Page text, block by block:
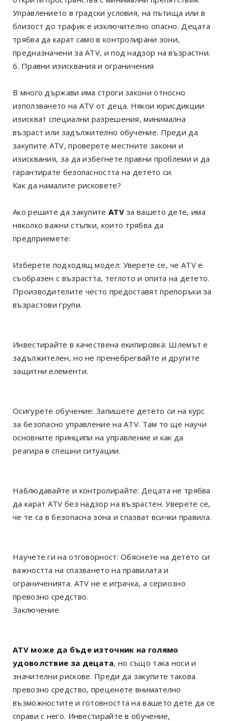
Управлението в градски условия, на пътища или в
близост до трафик е изключително опасно. Децата
трябва да карат само в контролирани зони,
предназначени за ATV, и под надзор на възрастни.
6. Правни изисквания и ограничения
В много държави има строги закони относно
използването на ATV от деца. Някои юрисдикции
изискват специални разрешения, минимална
възраст или задължително обучение. Преди да
закупите ATV, проверете местните закони и
изисквания, за да избегнете правни проблеми и да
гарантирате безопасността на детето си.
Как да намалите рисковете?
Ако решите да закупите ATVза вашето дете, има
няколко важни стъпки, които трябва да
предприемете:
Изберете подходящ модел: Уверете се, че ATV е
съобразен с възрастта, теглото и опита на детето.
Производителите често предоставят препоръки за
възрастови групи.
Инвестирайте в качествена екипировка: Шлемът е
задължителен, но не пренебрегвайте и другите
защитни елементи.
Осигурете обучение: Запишете детето си на курс
за безопасно управление на ATV. Там то ще научи
основните принципи на управление и как да
реагира в спешни ситуации.
Наблюдавайте и контролирайте: Децата не трябва
да карат ATV без надзор на възрастен. Уверете се,
че те са в безопасна зона и спазват всички правила.
Научете ги на отговорност: Обяснете на детето си
важността на спазването на правилата и
ограниченията. ATV не е играчка, а сериозно
превозно средство.
Заключение
ATV може да бъде източник на голямо
удоволствие за децата, но също така носи и
значителни рискове. Преди да закупите такова
превозно средство, преценете внимателно
възможностите и готовността на вашето дете да се
справи с него. Инвестирайте в обучение,